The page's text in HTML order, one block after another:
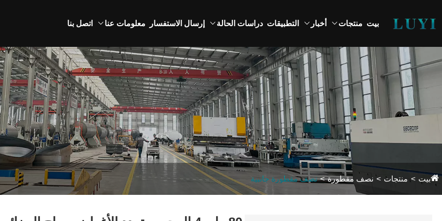
بيت منتجات أخبار التطبيقات دراسات الحالة إرسال الاستفسار معلومات عنا اتصل بنا
بيت منتجات نصف مقطورة نصف مقطورة جانبية